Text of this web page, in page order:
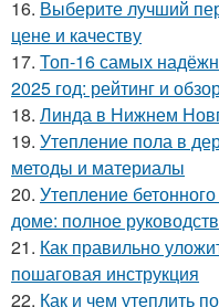
16. Выберите лучший
цене и качеству
17. Топ-16 самых
2025 год: рейтинг и
18. Линда в Нижнем
19. Утепление пола в
методы и материалы
20. Утепление
доме: полное
21. Как правильно
пошаговая инструкция
22. Как и чем утеплить